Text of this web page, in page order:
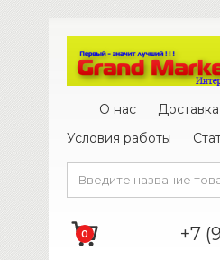
О нас Доставка
Условия работы
0 +7